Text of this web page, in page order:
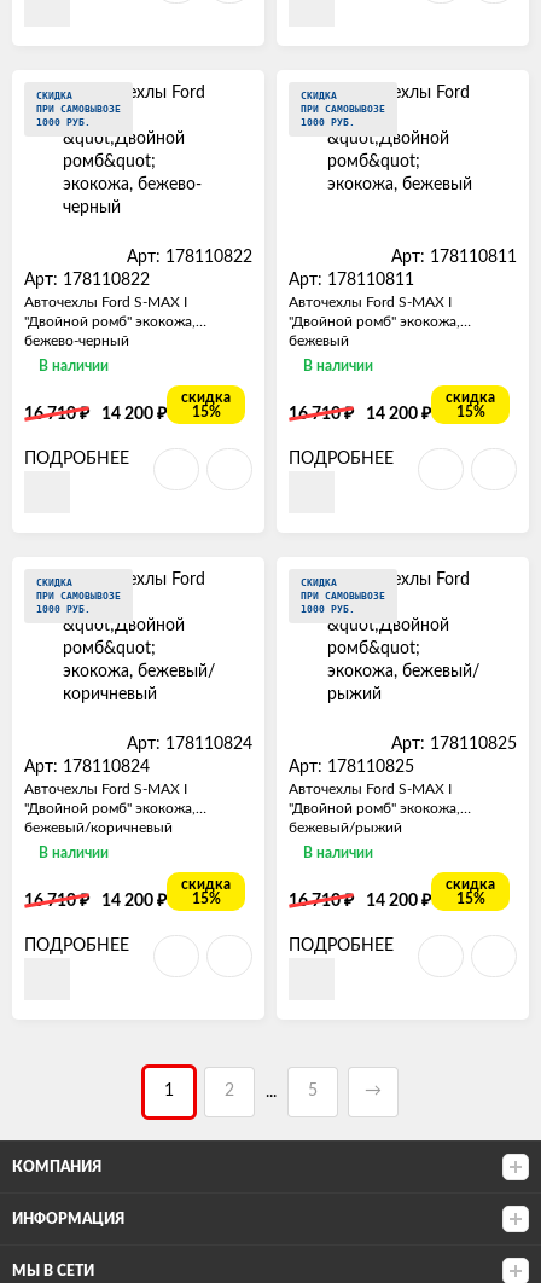
СКИДКА
ПРИ САМОВЫВОЗЕ
1000 РУБ.
Арт: 178110822
Арт: 178110822
Авточехлы Ford S-MAX I
"Двойной ромб" экокожа,
бежево-черный
В наличии
16 710₽ 14 200 ₽
скидка
15%
ПОДРОБНЕЕ
СКИДКА
ПРИ САМОВЫВОЗЕ
1000 РУБ.
Арт: 178110811
Арт: 178110811
Авточехлы Ford S-MAX I
"Двойной ромб" экокожа,
бежевый
В наличии
16 710₽ 14 200 ₽
скидка
15%
ПОДРОБНЕЕ
СКИДКА
ПРИ САМОВЫВОЗЕ
1000 РУБ.
Арт: 178110824
Арт: 178110824
Авточехлы Ford S-MAX I
"Двойной ромб" экокожа,
бежевый/коричневый
В наличии
16 710₽ 14 200 ₽
скидка
15%
ПОДРОБНЕЕ
СКИДКА
ПРИ САМОВЫВОЗЕ
1000 РУБ.
Арт: 178110825
Арт: 178110825
Авточехлы Ford S-MAX I
"Двойной ромб" экокожа,
бежевый/рыжий
В наличии
16 710₽ 14 200 ₽
скидка
15%
ПОДРОБНЕЕ
1 2 ... 5 →
КОМПАНИЯ
ИНФОРМАЦИЯ
МЫ В СЕТИ